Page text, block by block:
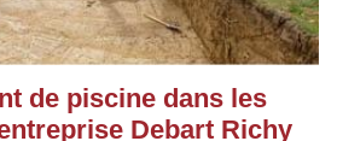
de piscine dans les
Debart Richy